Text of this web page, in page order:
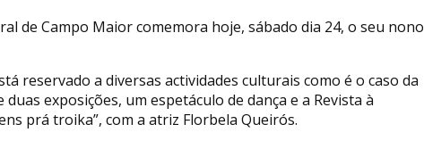
de Campo Maior comemora hoje, sábado dia 24, o seu nono
reservado a diversas actividades culturais como é o caso da
duas exposições, um espetáculo de dança e a Revista à
prá troika”, com a atriz Florbela Queirós.